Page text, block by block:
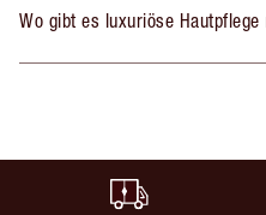
Wo gibt es luxuriöse